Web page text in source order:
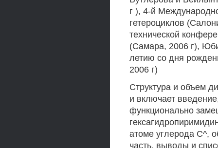
г ), 4-й
гетероциклов
технической
(Самара, 2006 г),
летию со дня
2006 г)
Структура и объем
и включает
функционально
атоме углерода С^,
часть, выводы и